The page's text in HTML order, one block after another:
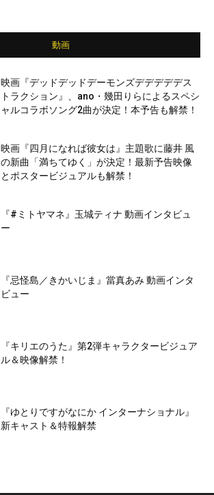
動画
映画『デッドデッドデーモンズデデデデデス
トラクション』、ano・幾田りらによるスペシ
ャルコラボソング2曲が決定！本予告も解禁！
映画『四月になれば彼女は』主題歌に藤井 風
の新曲「満ちてゆく」が決定！最新予告映像
とポスタービジュアルも解禁！
『#ミトヤマネ』玉城ティナ 動画インタビュ
ー
『忌怪島／きかいじま』當真あみ 動画インタ
ビュー
『キリエのうた』第2弾キャラクタービジュア
ル＆映像解禁！
『ゆとりですがなにか インターナショナル』
新キャスト＆特報解禁